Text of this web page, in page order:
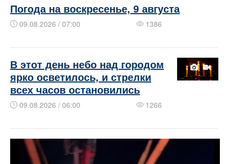
Погода на воскресенье, 9 августа
09.08.2026 / 07:00 1386
В этот день небо над городом
ярко осветилось, и стрелки
всех часов остановились
09.08.2026 / 06:00 1266